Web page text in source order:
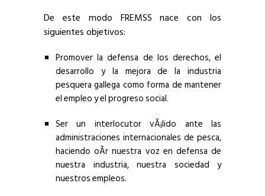
De este modo FREMSS nace con los
siguientes objetivos:
Promover la defensa de los derechos, el
desarrollo y la mejora de la industria
pesquera gallega como forma de mantener
el empleo y el progreso social.
Ser un interlocutor vÃ¡lido ante las
administraciones internacionales de pesca,
haciendo oÃ­r nuestra voz en defensa de
nuestra industria, nuestra sociedad y
nuestros empleos.